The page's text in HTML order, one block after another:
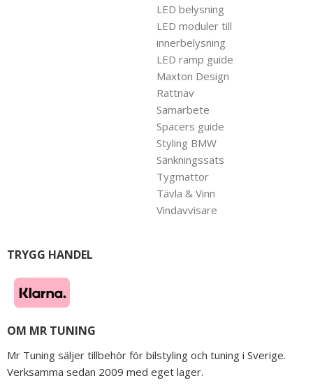
LED belysning
LED moduler till
innerbelysning
LED ramp guide
Maxton Design
Rattnav
Samarbete
Spacers guide
Styling BMW
Sänkningssats
Tygmattor
Tävla & Vinn
Vindavvisare
TRYGG HANDEL
OM MR TUNING
Mr Tuning säljer tillbehör för bilstyling och tuning i Sverige.
Verksamma sedan 2009 med eget lager.